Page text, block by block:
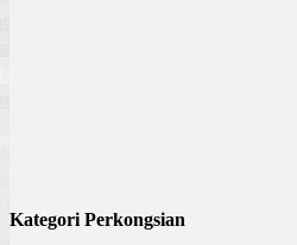
Kategori Perkongsian